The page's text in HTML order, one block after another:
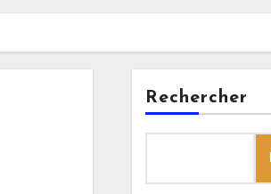
Rechercher